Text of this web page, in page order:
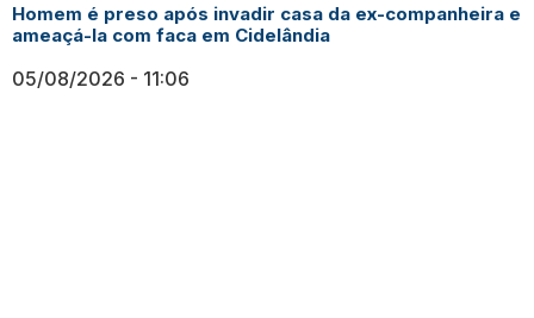
Homem é preso após invadir casa da ex-companheira e
ameaçá-la com faca em Cidelândia
05/08/2026 11:06